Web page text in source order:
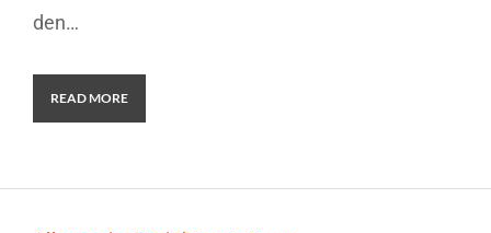
den…
READ MORE